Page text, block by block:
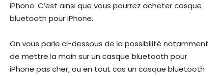
iPhone. C’est ainsi que vous pourrez acheter casque
bluetooth pour iPhone.
On vous parle ci-dessous de la possibilité notamment
de mettre la main sur un casque bluetooth pour
iPhone pas cher, ou en tout cas un casque bluetooth